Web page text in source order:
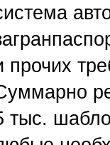
прочих
тыс.